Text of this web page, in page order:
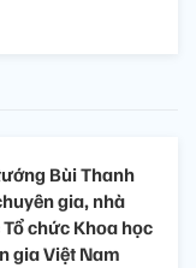
Bùi Thanh
gia, nhà
chức Khoa học
gia Việt Nam